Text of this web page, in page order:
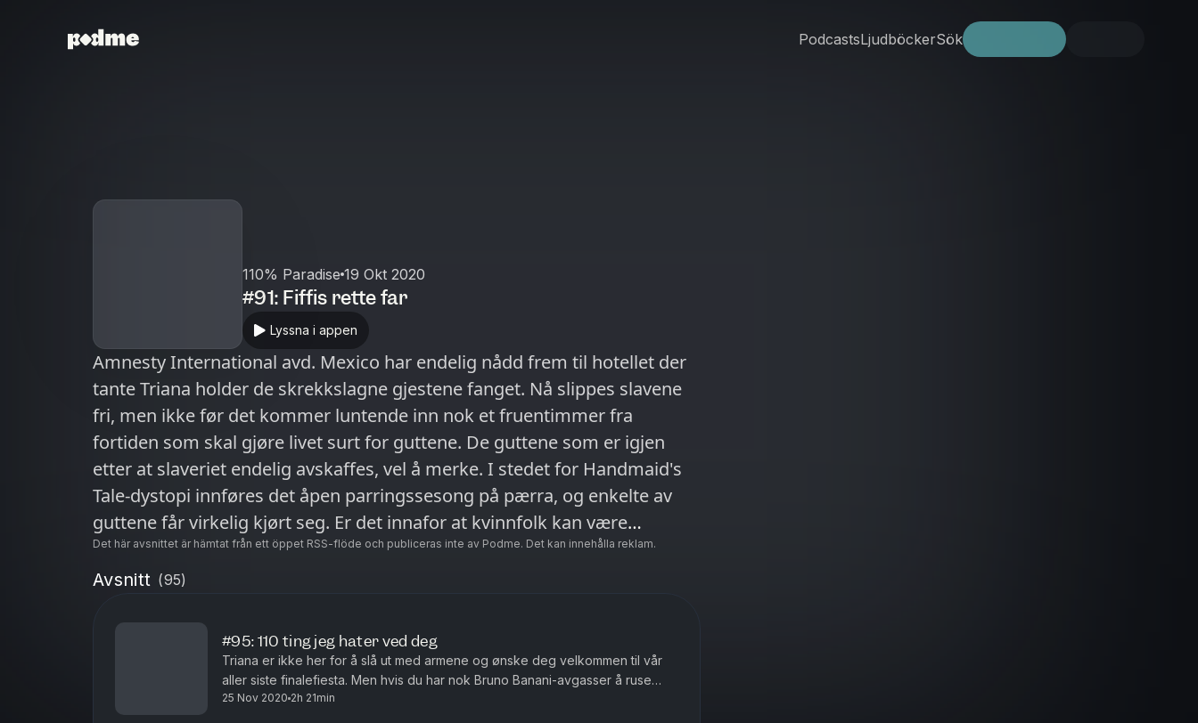
PodcastsLjudböckerSök
110% Paradise 19 Okt 2020
#91: Fiffis rette far
Lyssna i appen
Amnesty International avd. Mexico har endelig nådd frem til hotellet der
tante Triana holder de skrekkslagne gjestene fanget. Nå slippes slavene
fri, men ikke før det kommer luntende inn nok et fruentimmer fra
fortiden som skal gjøre livet surt for guttene. De guttene som er igjen
etter at slaveriet endelig avskaffes, vel å merke. I stedet for Handmaid's
Tale-dystopi innføres det åpen parringssesong på pærra, og enkelte av
guttene får virkelig kjørt seg. Er det innafor at kvinnfolk kan være
littegranne ufine på fylla og tafse en smule, eller er det bare menn som
kan fortsette å forgripe seg på folk uten konsekvenser? Vi i 110-
spørsmål om sensuelle overgrep skal opp til debatt. Ikke spør noen av
praktikantene vi har brukt og kastet oppigjennom heller. Knus det
moralske kompasset ditt og smyg heller hånden rolig ned i
bukselinningen – denne Paradise Hotel-uken nytes nok best med
Det här avsnittet är hämtat från ett öppet RSS-flöde och publiceras inte av Podme. Det kan innehålla reklam.
Avsnitt (95)
#95: 110 ting jeg hater ved deg
Triana er ikke her for å slå ut med armene og ønske deg velkommen til vår
aller siste finalefiesta. Men hvis du har nok Bruno Banani-avgasser å ruse
deg på til å holde ut gjennom våre siste timer samm...
25 Nov 2020 2h 21min